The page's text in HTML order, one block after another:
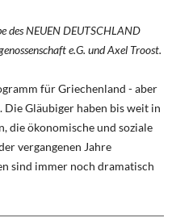
des NEUEN DEUTSCHLAND
e.G. und Axel Troost.
für Griechenland - aber
Gläubiger haben bis weit in
die ökonomische und soziale
vergangenen Jahre
sind immer noch dramatisch